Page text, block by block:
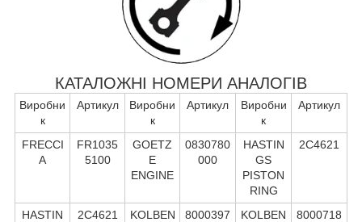
КАТАЛОЖНІ НОМЕРИ АНАЛОГІВ
Виробни
к
Артикул
Виробни
к
Артикул
Виробни
к
Артикул
FRECCI
A
FR1035
5100
GOETZ
E
ENGINE
0830780
000
HASTIN
GS
PISTON
RING
2C4621
HASTIN
2C4621
KOLBEN
8000397
KOLBEN
8000718